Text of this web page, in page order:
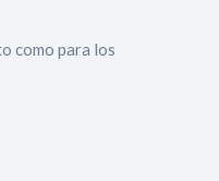
como para los